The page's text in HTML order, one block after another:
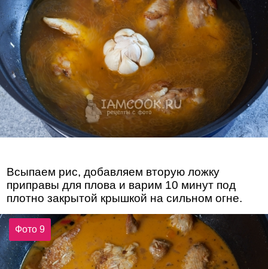
Всыпаем рис, добавляем вторую ложку
приправы для плова и варим 10 минут под
плотно закрытой крышкой на сильном огне.
Фото 9